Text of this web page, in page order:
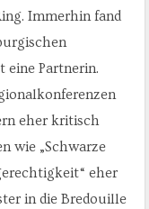
Immerhin fand
eine Partnerin.
eher kritisch
wie „Schwarze
eher
in die Bredouille